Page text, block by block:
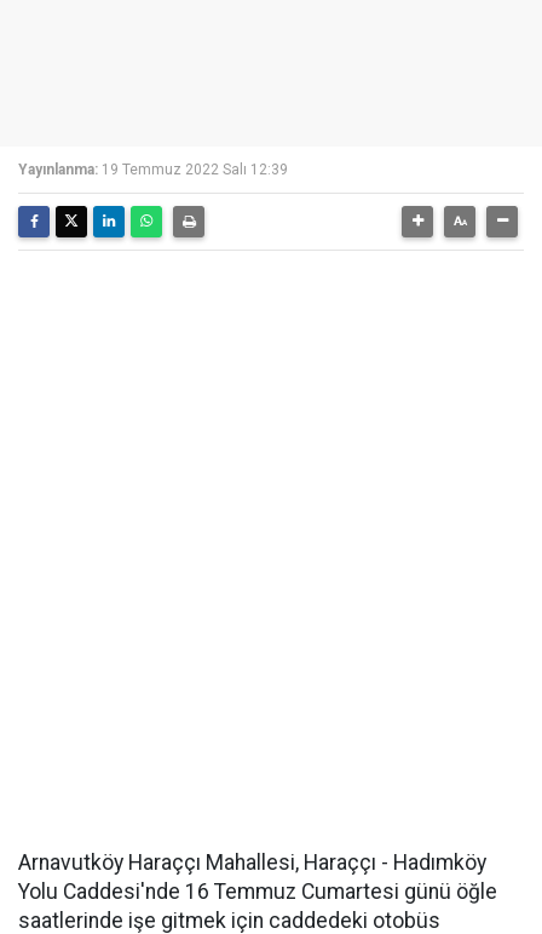
Yayınlanma: 19 Temmuz 2022 Salı 12:39
Arnavutköy Haraççı Mahallesi, Haraççı - Hadımköy
Yolu Caddesi'nde 16 Temmuz Cumartesi günü öğle
saatlerinde işe gitmek için caddedeki otobüs